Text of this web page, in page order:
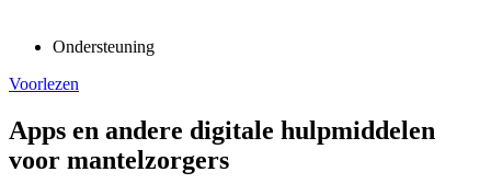
Ondersteuning
Voorlezen
Apps en andere digitale hulpmiddelen
voor mantelzorgers